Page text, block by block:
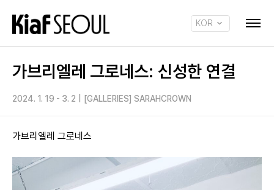
KOR
가브리엘레 그로네스: 신성한 연결
2024. 1. 19 - 3. 2 [GALLERIES] SARAHCROWN
가브리엘레 그로네스